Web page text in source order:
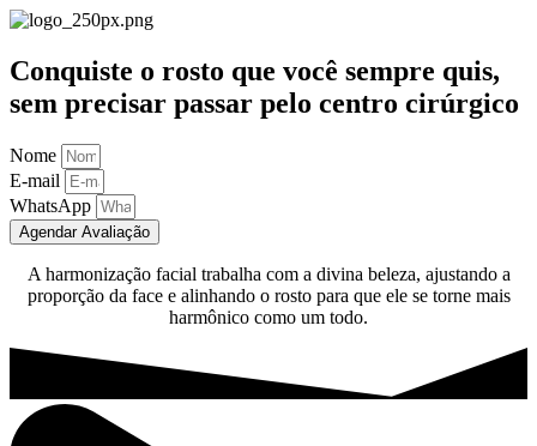
Conquiste o rosto que você sempre quis,
sem precisar passar pelo centro cirúrgico
Nome
E-mail
WhatsApp
Agendar Avaliação
A harmonização facial trabalha com a divina beleza, ajustando a
proporção da face e alinhando o rosto para que ele se torne mais
harmônico como um todo.